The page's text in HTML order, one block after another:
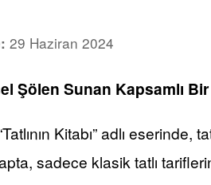
29 Haziran 2024
Şölen Sunan Kapsamlı
Kitabı” adlı
sadece klasik tatlı